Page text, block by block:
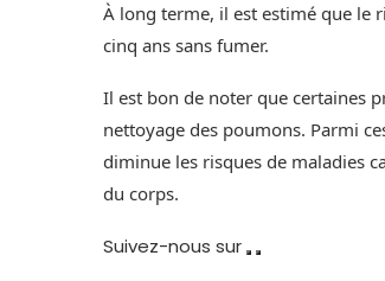
À long terme, il est estimé que le
cinq ans sans fumer.
Il est bon de noter que certaines
nettoyage des poumons. Parmi
diminue les risques de maladies
du corps.
Suivez-nous sur